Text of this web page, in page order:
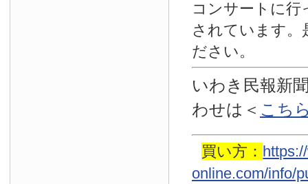
コンサートに行
されています。
ださい。
いわき民報新
わせは ＜ こち
買い方：
online.com/info/